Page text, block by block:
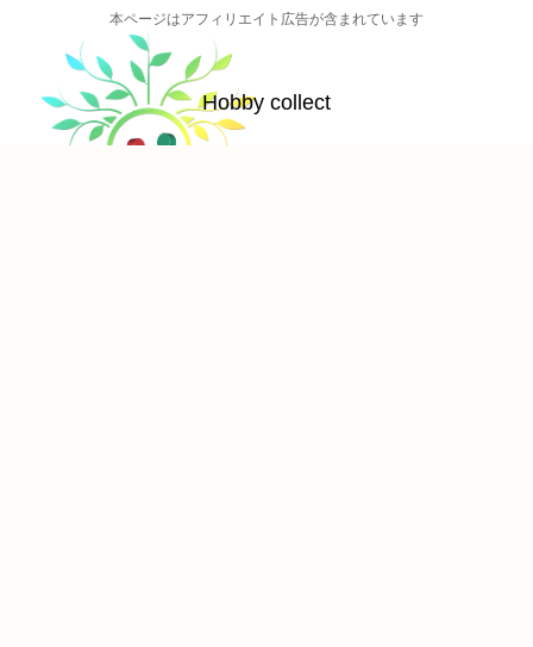
本ページはアフィリエイト広告が含まれています
Hobby collect